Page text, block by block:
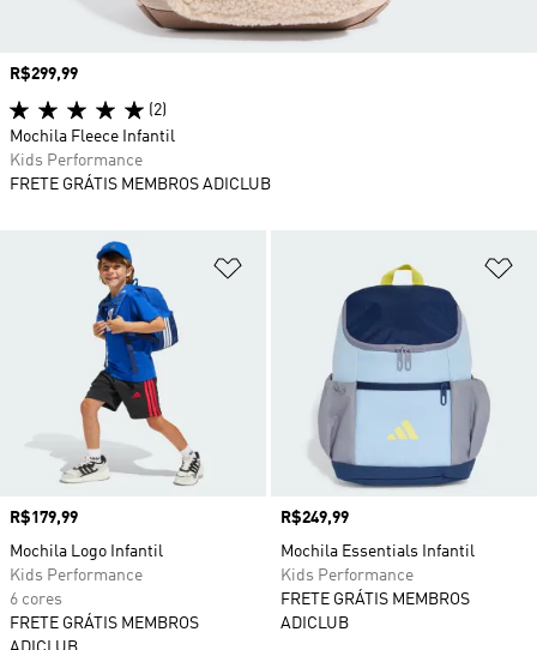
Adicionar à Lista de Desejos
Preço
R$179,99
Mochila Logo Infantil
Kids Performance
6 cores
FRETE GRÁTIS MEMBROS
Preço
R$249,99
Mochila Essentials Infantil
Kids Performance
FRETE GRÁTIS MEMBROS
ADICLUB
Preço
R$299,99
(2)
Mochila Fleece Infantil
Kids Performance
FRETE GRÁTIS MEMBROS ADICLUB